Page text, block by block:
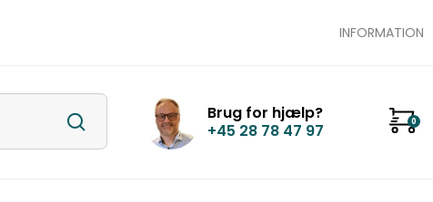
INFORMATION
Brug for hjælp?
+45 28 78 47 97
0